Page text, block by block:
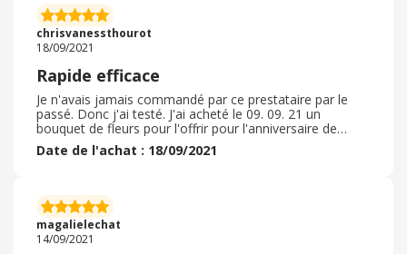
cashback a été validé très vite également Je
recommande très franchement Et je passerai par ce site
pour mes prochains cadeaux, c'est une certitude
chrisvanessthourot
18/09/2021
Rapide efficace
Je n'avais jamais commandé par ce prestataire par le
passé. Donc j'ai testé. J'ai acheté le 09. 09. 21 un
bouquet de fleurs pour l'offrir pour l'anniversaire de
mariage. La commande a été faite avec une grande
facilité et tout s'est bien déroulé. Côté livraison, rien à
qualité du bouquet tout comme moi. Rien à redire sur la
préparation et l'emballage. Tout était donc conforme à
la description et au choix fait. Je referai ainsi pour la
suite.
Date de l'achat : 18/09/2021
magalielechat
14/09/2021